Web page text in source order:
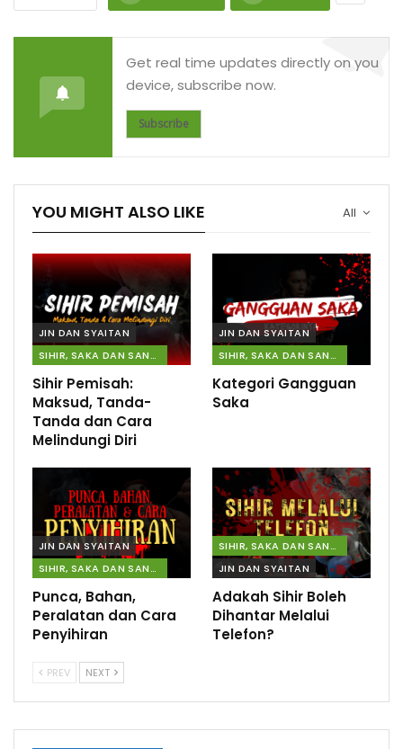
Get real time updates directly on you
device, subscribe now.
Subscribe
All
YOU MIGHT ALSO LIKE
JIN DAN SYAITAN
SIHIR, SAKA DAN SANTAU
Sihir Pemisah:
Maksud, Tanda-
Tanda dan Cara
Melindungi Diri
JIN DAN SYAITAN
SIHIR, SAKA DAN SANTAU
Kategori Gangguan
Saka
JIN DAN SYAITAN
SIHIR, SAKA DAN SANTAU
Punca, Bahan,
Peralatan dan Cara
Penyihiran
SIHIR, SAKA DAN SANTAU
JIN DAN SYAITAN
Adakah Sihir Boleh
Dihantar Melalui
Telefon?
PREV NEXT